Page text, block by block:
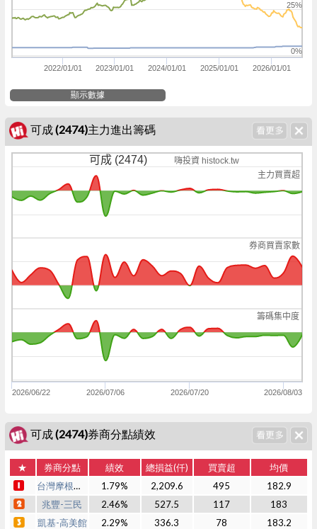
2022/01/01 2023/01/01 2024/01/01 2025/01/01 2026/01/01
0%
25%
顯示數據
可成 (2474)主力進出籌碼
主力買賣超
券商買賣家數
籌碼集中度
可成 (2474) 嗨投資 histock.tw
2026/06/22 2026/07/06 2026/07/20 2026/08/03
可成 (2474)券商分點績效
★ 券商分點 績效 總損益(仟) 買賣超
均價
台灣摩根士丹利
1.79% 2,209.6 495
182.9
兆豐-三民
2.46% 527.5 117
183
凱基-高美館
2.29% 336.3 78
183.2